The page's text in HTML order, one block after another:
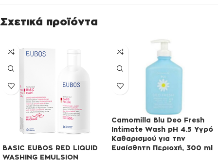
Σχετικά προϊόντα
BASIC EUBOS RED LIQUID
WASHING EMULSION
Camomilla Blu Deo Fresh
Intimate Wash pH 4.5 Υγρό
Καθαρισμού για την
Ευαίσθητη Περιοχή, 300 ml